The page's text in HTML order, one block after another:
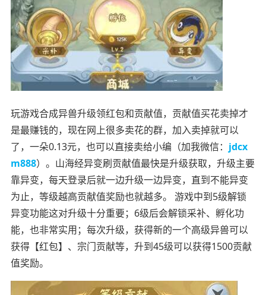
玩游戏合成异兽升级领红包和贡献值，贡献值买花卖掉才
是最赚钱的，现在网上很多卖花的群，加入卖掉就可以
了，一朵0.13元，也可以直接卖给小编（加我微信： jdcx
m888）。山海经异变刷贡献值最快是升级获取，升级主要
靠异变，每天登录后就一边升级一边异变，直到不能异变
为止，等级越高贡献值奖励也就越多。 游戏中到5级解锁
异变功能这对升级十分重要；6级后会解锁采补、孵化功
能，也非常实用；每次升级，获得新的一个高级异兽可以
获得【红包】、宗门贡献等，升到45级可以获得1500贡献
值奖励。